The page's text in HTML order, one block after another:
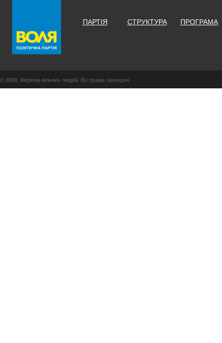
ПАРТІЯ СТРУКТУРА ПРОГРАМА
© 2026, Мережа вільних людей. Всі права захищені